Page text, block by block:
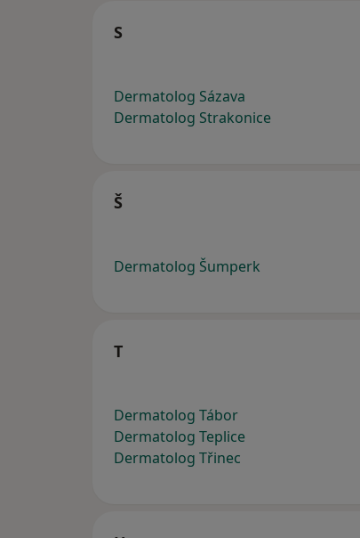
S
Dermatolog Sázava
Dermatolog Strakonice
Š
Dermatolog Šumperk
T
Dermatolog Tábor
Dermatolog Teplice
Dermatolog Třinec